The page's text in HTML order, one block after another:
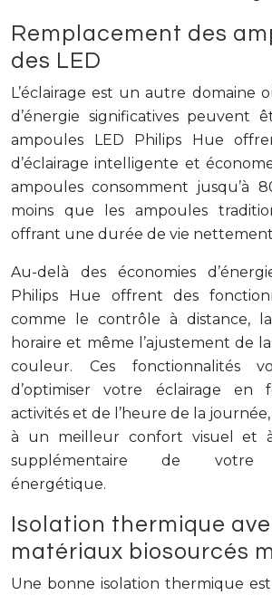
Remplacement des
des LED
L’éclairage est un autre domaine
d’énergie significatives peuvent
ampoules LED Philips Hue
d’éclairage intelligente et
ampoules consomment jusqu’à
moins que les ampoules
offrant une durée de vie
Au-delà des économies
Philips Hue offrent des
comme le contrôle à distance,
horaire et même l’ajustement de
couleur. Ces fonctionnalités
d’optimiser votre éclairage en
activités et de l’heure de la
à un meilleur confort visuel et
supplémentaire de votre
énergétique.
Isolation thermique
matériaux biosourcés
Une bonne isolation thermique